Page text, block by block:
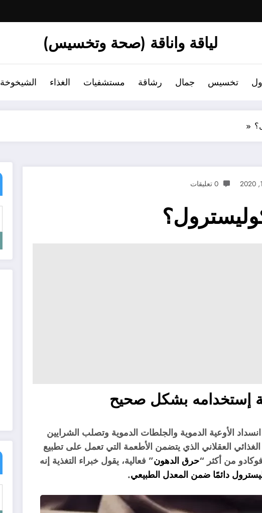
لياقة واناقة (صحة وتخسيس)
تخسيس جمال رشاقة مستشفيات الغذاء الشيخوخة
0 تعليقات
إستخدامه بشكل صحيح
الأوعية الدموية والجلطات الدموية وتصلب الشرايين
الغذائي العقلاني الذي يتضمن الأطعمة التي تعمل على تطبيع
من أكثر “حرق الدهون” فعالية، يقول خبراء التغذية إنه
دائمًا ضمن المعدل الطبيعي.